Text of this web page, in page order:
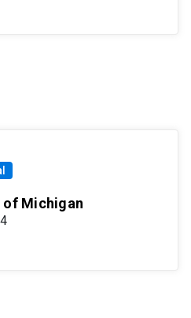
of Michigan